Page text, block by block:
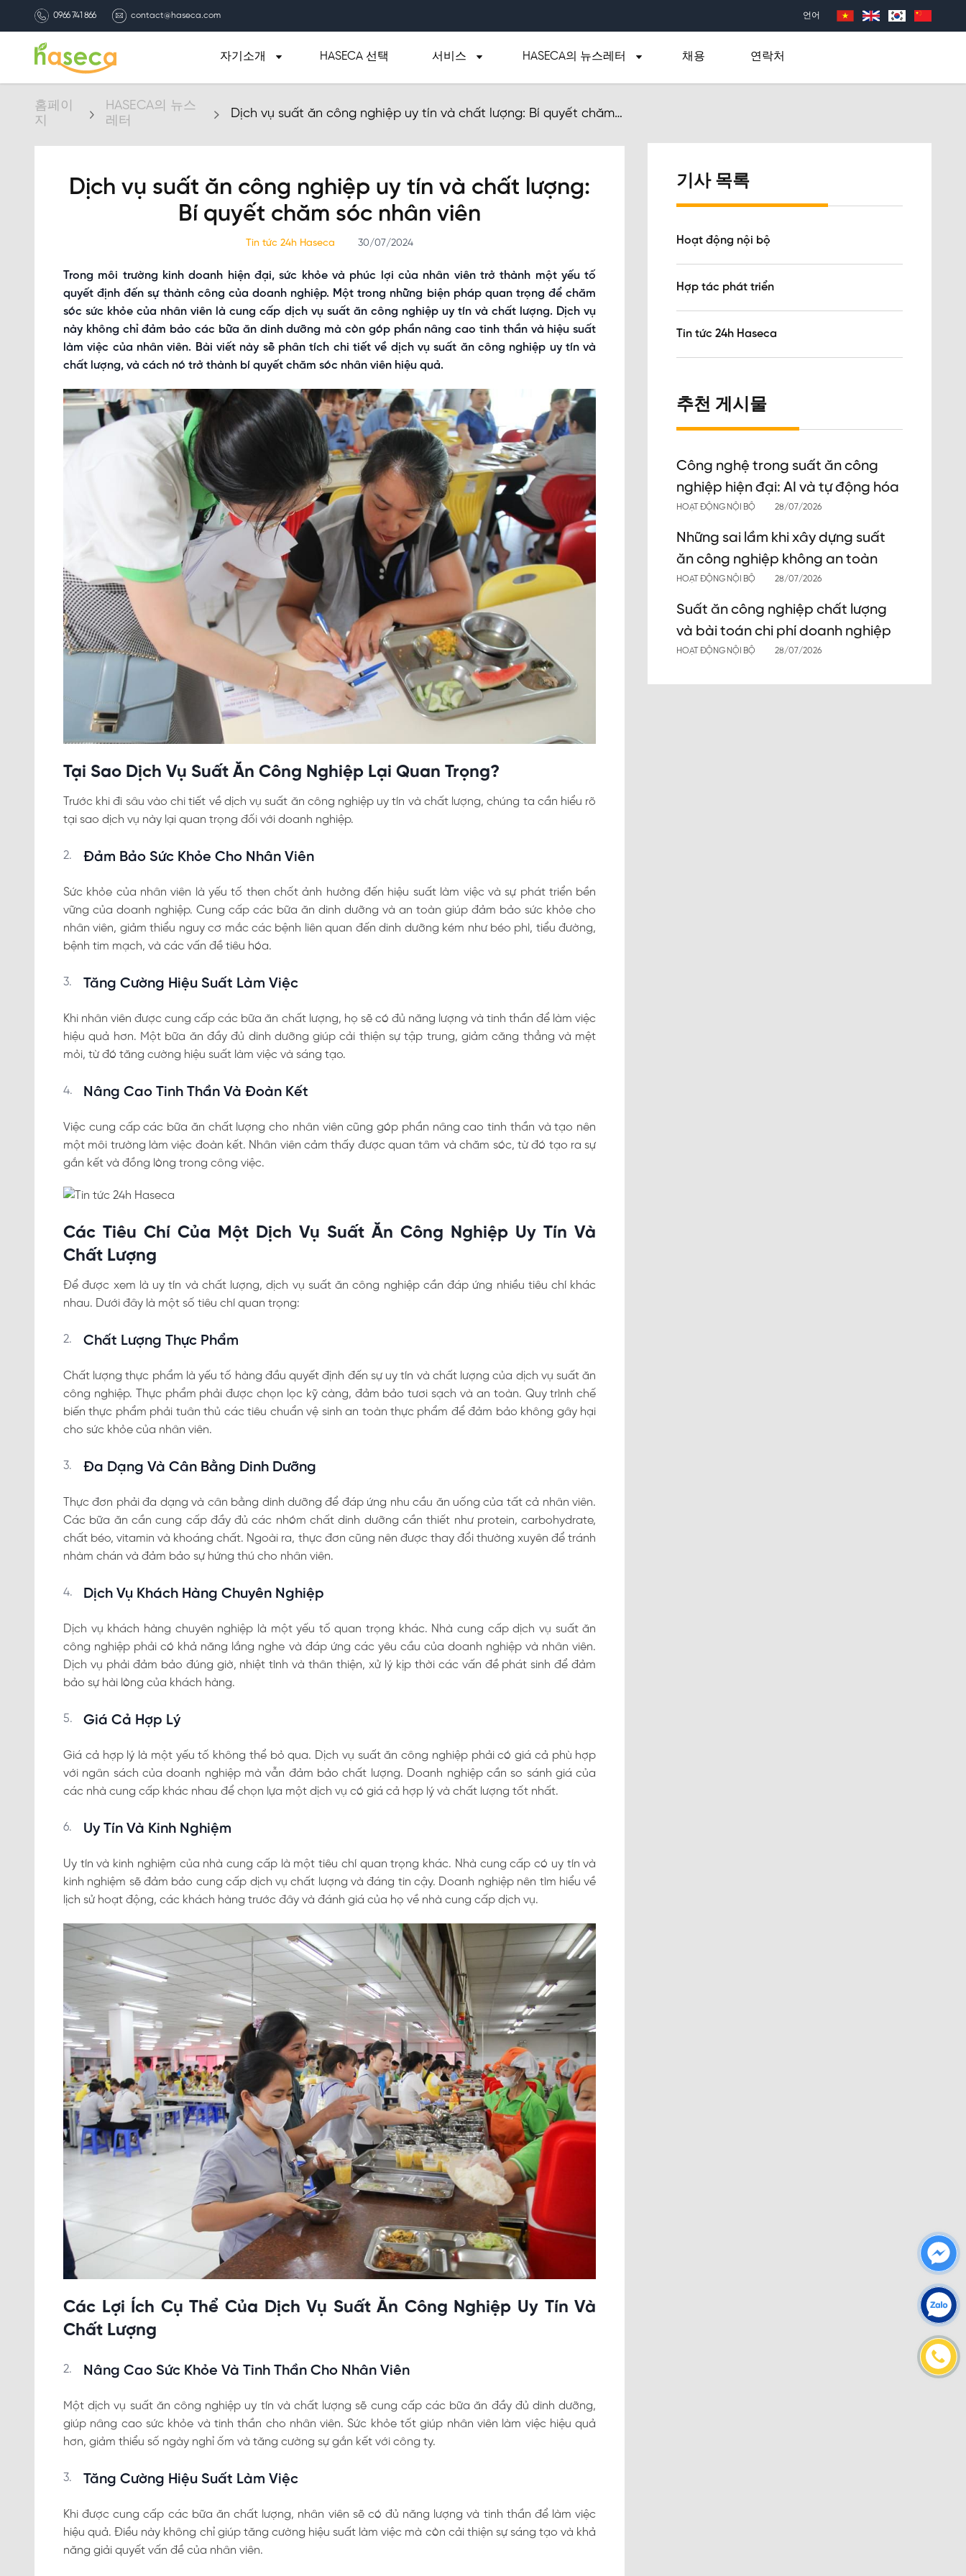
0966 741 866 contact@haseca.com 언어
자기소개 HASECA 선택 서비스 HASECA의 뉴스레터 채용 연락처
홈페이
지
HASECA의 뉴스
레터
Dịch vụ suất ăn công nghiệp uy tín và chất lượng: Bí quyết chăm
Dịch vụ suất ăn công nghiệp uy tín và chất lượng:
Bí quyết chăm sóc nhân viên
Tin tức 24h Haseca 30/07/2024
Trong môi trường kinh doanh hiện đại, sức khỏe và phúc lợi của nhân viên trở thành một yếu tố
quyết định đến sự thành công của doanh nghiệp. Một trong những biện pháp quan trọng để chăm
sóc sức khỏe của nhân viên là cung cấp dịch vụ suất ăn công nghiệp uy tín và chất lượng. Dịch vụ
này không chỉ đảm bảo các bữa ăn dinh dưỡng mà còn góp phần nâng cao tinh thần và hiệu suất
làm việc của nhân viên. Bài viết này sẽ phân tích chi tiết về dịch vụ suất ăn công nghiệp uy tín và
chất lượng, và cách nó trở thành bí quyết chăm sóc nhân viên hiệu quả.
Tại Sao Dịch Vụ Suất Ăn Công Nghiệp Lại Quan Trọng?
Trước khi đi sâu vào chi tiết về dịch vụ suất ăn công nghiệp uy tín và chất lượng, chúng ta cần hiểu rõ
tại sao dịch vụ này lại quan trọng đối với doanh nghiệp.
Đảm Bảo Sức Khỏe Cho Nhân Viên
Sức khỏe của nhân viên là yếu tố then chốt ảnh hưởng đến hiệu suất làm việc và sự phát triển bền
vững của doanh nghiệp. Cung cấp các bữa ăn dinh dưỡng và an toàn giúp đảm bảo sức khỏe cho
nhân viên, giảm thiểu nguy cơ mắc các bệnh liên quan đến dinh dưỡng kém như béo phì, tiểu đường,
bệnh tim mạch, và các vấn đề tiêu hóa.
Tăng Cường Hiệu Suất Làm Việc
Khi nhân viên được cung cấp các bữa ăn chất lượng, họ sẽ có đủ năng lượng và tinh thần để làm việc
hiệu quả hơn. Một bữa ăn đầy đủ dinh dưỡng giúp cải thiện sự tập trung, giảm căng thẳng và mệt
mỏi, từ đó tăng cường hiệu suất làm việc và sáng tạo.
Nâng Cao Tinh Thần Và Đoàn Kết
Việc cung cấp các bữa ăn chất lượng cho nhân viên cũng góp phần nâng cao tinh thần và tạo nên
một môi trường làm việc đoàn kết. Nhân viên cảm thấy được quan tâm và chăm sóc, từ đó tạo ra sự
gắn kết và đồng lòng trong công việc.
Các Tiêu Chí Của Một Dịch Vụ Suất Ăn Công Nghiệp Uy Tín Và
Chất Lượng
Để được xem là uy tín và chất lượng, dịch vụ suất ăn công nghiệp cần đáp ứng nhiều tiêu chí khác
nhau. Dưới đây là một số tiêu chí quan trọng:
Chất Lượng Thực Phẩm
Chất lượng thực phẩm là yếu tố hàng đầu quyết định đến sự uy tín và chất lượng của dịch vụ suất ăn
công nghiệp. Thực phẩm phải được chọn lọc kỹ càng, đảm bảo tươi sạch và an toàn. Quy trình chế
biến thực phẩm phải tuân thủ các tiêu chuẩn vệ sinh an toàn thực phẩm để đảm bảo không gây hại
cho sức khỏe của nhân viên.
Đa Dạng Và Cân Bằng Dinh Dưỡng
Thực đơn phải đa dạng và cân bằng dinh dưỡng để đáp ứng nhu cầu ăn uống của tất cả nhân viên.
Các bữa ăn cần cung cấp đầy đủ các nhóm chất dinh dưỡng cần thiết như protein, carbohydrate,
chất béo, vitamin và khoáng chất. Ngoài ra, thực đơn cũng nên được thay đổi thường xuyên để tránh
nhàm chán và đảm bảo sự hứng thú cho nhân viên.
Dịch Vụ Khách Hàng Chuyên Nghiệp
Dịch vụ khách hàng chuyên nghiệp là một yếu tố quan trọng khác. Nhà cung cấp dịch vụ suất ăn
công nghiệp phải có khả năng lắng nghe và đáp ứng các yêu cầu của doanh nghiệp và nhân viên.
Dịch vụ phải đảm bảo đúng giờ, nhiệt tình và thân thiện, xử lý kịp thời các vấn đề phát sinh để đảm
bảo sự hài lòng của khách hàng.
Giá Cả Hợp Lý
Giá cả hợp lý là một yếu tố không thể bỏ qua. Dịch vụ suất ăn công nghiệp phải có giá cả phù hợp
với ngân sách của doanh nghiệp mà vẫn đảm bảo chất lượng. Doanh nghiệp cần so sánh giá của
các nhà cung cấp khác nhau để chọn lựa một dịch vụ có giá cả hợp lý và chất lượng tốt nhất.
Uy Tín Và Kinh Nghiệm
Uy tín và kinh nghiệm của nhà cung cấp là một tiêu chí quan trọng khác. Nhà cung cấp có uy tín và
kinh nghiệm sẽ đảm bảo cung cấp dịch vụ chất lượng và đáng tin cậy. Doanh nghiệp nên tìm hiểu về
lịch sử hoạt động, các khách hàng trước đây và đánh giá của họ về nhà cung cấp dịch vụ.
Các Lợi Ích Cụ Thể Của Dịch Vụ Suất Ăn Công Nghiệp Uy Tín Và
Chất Lượng
Nâng Cao Sức Khỏe Và Tinh Thần Cho Nhân Viên
Một dịch vụ suất ăn công nghiệp uy tín và chất lượng sẽ cung cấp các bữa ăn đầy đủ dinh dưỡng,
giúp nâng cao sức khỏe và tinh thần cho nhân viên. Sức khỏe tốt giúp nhân viên làm việc hiệu quả
hơn, giảm thiểu số ngày nghỉ ốm và tăng cường sự gắn kết với công ty.
Tăng Cường Hiệu Suất Làm Việc
Khi được cung cấp các bữa ăn chất lượng, nhân viên sẽ có đủ năng lượng và tinh thần để làm việc
hiệu quả. Điều này không chỉ giúp tăng cường hiệu suất làm việc mà còn cải thiện sự sáng tạo và khả
năng giải quyết vấn đề của nhân viên.
기사 목록
Hoạt động nội bộ
Hợp tác phát triển
Tin tức 24h Haseca
추천 게시물
Công nghệ trong suất ăn công
nghiệp hiện đại: AI và tự động hóa
HOẠT ĐỘNG NỘI BỘ 28/07/2026
Những sai lầm khi xây dựng suất
ăn công nghiệp không an toàn
HOẠT ĐỘNG NỘI BỘ 28/07/2026
Suất ăn công nghiệp chất lượng
và bài toán chi phí doanh nghiệp
HOẠT ĐỘNG NỘI BỘ 28/07/2026